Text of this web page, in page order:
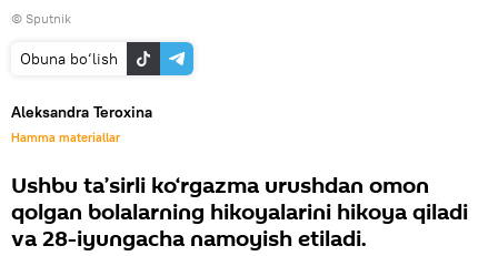
© Sputnik
Obuna bo‘lish
Aleksandra Teroxina
Hamma materiallar
Ushbu ta’sirli ko‘rgazma urushdan omon
qolgan bolalarning hikoyalarini hikoya qiladi
va 28-iyungacha namoyish etiladi.